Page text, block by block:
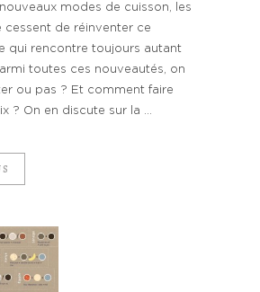
modes de cuisson, les
cessent de réinventer ce
qui rencontre toujours autant
toutes ces nouveautés, on
ou pas ? Et comment faire
? On en discute sur la ...